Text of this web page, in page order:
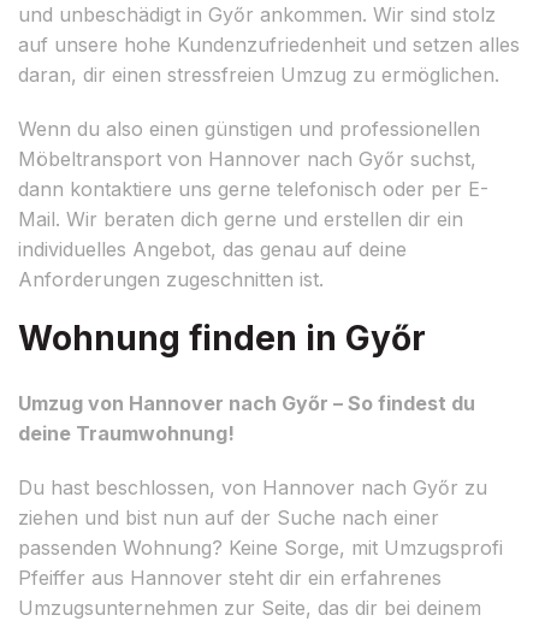
und unbeschädigt in Győr ankommen. Wir sind stolz
auf unsere hohe Kundenzufriedenheit und setzen alles
daran, dir einen stressfreien Umzug zu ermöglichen.
Wenn du also einen günstigen und professionellen
Möbeltransport von Hannover nach Győr suchst,
dann kontaktiere uns gerne telefonisch oder per E-
Mail. Wir beraten dich gerne und erstellen dir ein
individuelles Angebot, das genau auf deine
Anforderungen zugeschnitten ist.
Wohnung finden in Győr
Umzug von Hannover nach Győr – So findest du
deine Traumwohnung!
Du hast beschlossen, von Hannover nach Győr zu
ziehen und bist nun auf der Suche nach einer
passenden Wohnung? Keine Sorge, mit Umzugsprofi
Pfeiffer aus Hannover steht dir ein erfahrenes
Umzugsunternehmen zur Seite, das dir bei deinem